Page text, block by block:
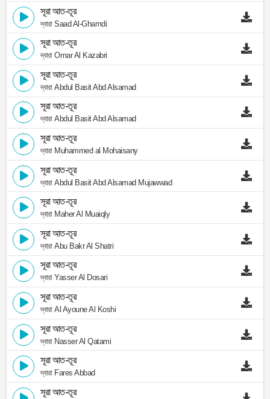
সূরা আত-তূর
দ্বারা Saad Al-Ghamdi
সূরা আত-তূর
দ্বারা Omar Al Kazabri
সূরা আত-তূর
দ্বারা Abdul Basit Abd Alsamad
সূরা আত-তূর
দ্বারা Abdul Basit Abd Alsamad
সূরা আত-তূর
দ্বারা Muhammed al Mohaisany
সূরা আত-তূর
দ্বারা Abdul Basit Abd Alsamad Mujawwad
সূরা আত-তূর
দ্বারা Maher Al Muaiqly
সূরা আত-তূর
দ্বারা Abu Bakr Al Shatri
সূরা আত-তূর
দ্বারা Yasser Al Dosari
সূরা আত-তূর
দ্বারা Al Ayoune Al Koshi
সূরা আত-তূর
দ্বারা Nasser Al Qatami
সূরা আত-তূর
দ্বারা Fares Abbad
সূরা আত-তূর